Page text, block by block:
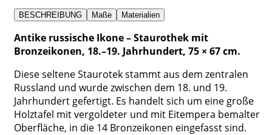
BESCHREIBUNG Maße Materialien
Antike russische Ikone – Staurothek mit
Bronzeikonen, 18.–19. Jahrhundert, 75 × 67 cm.
Diese seltene Staurotek stammt aus dem zentralen
Russland und wurde zwischen dem 18. und 19.
Jahrhundert gefertigt. Es handelt sich um eine große
Holztafel mit vergoldeter und mit Eitempera bemalter
Oberfläche, in die 14 Bronzeikonen eingefasst sind.